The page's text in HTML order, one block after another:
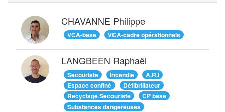
CHAVANNE Philippe
VCA-base VCA-cadre opérationnels
LANGBEEN Raphaël
Secouriste Incendie
A.R.I
Espace confiné
Défibrillateur
Recyclage Secouriste
CP base
Substances dangereuses